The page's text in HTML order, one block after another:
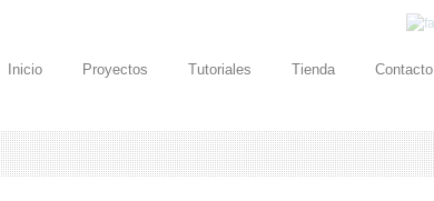
Inicio Proyectos Tutoriales Tienda Contacto